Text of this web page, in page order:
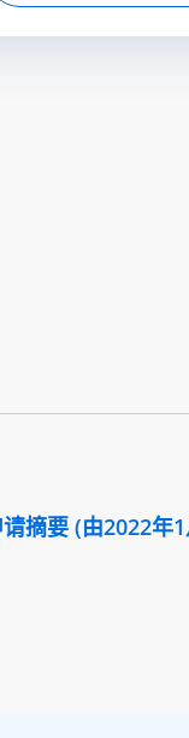
摘要 (由2022年